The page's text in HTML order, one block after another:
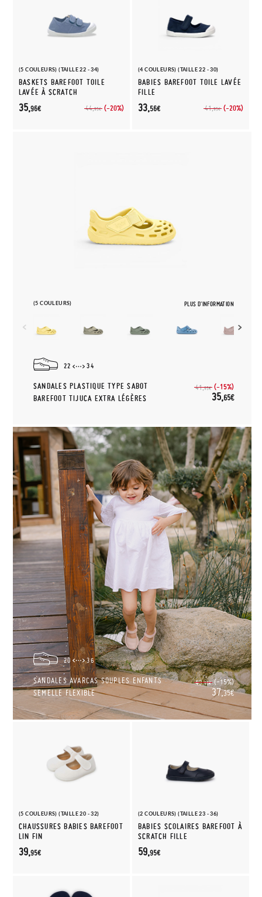
(5 COULEURS) (TAILLE 22 - 34)
BASKETS BAREFOOT TOILE
LAVÉE À SCRATCH
44,95€ (-20%)
35,96€
(4 COULEURS) (TAILLE 22 - 30)
BABIES BAREFOOT TOILE LAVÉE
FILLE
41,95€ (-20%)
33,56€
(5 COULEURS) PLUS D'INFORMATION
22 34
SANDALES PLASTIQUE TYPE SABOT
BAREFOOT TIJUCA EXTRA LÉGÈRES
41,95€ (-15%)
35,65€
20 36
SANDALES AVARCAS SOUPLES ENFANTS
SEMELLE FLEXIBLE
43,95€ (-15%)
37,35€
(5 COULEURS) (TAILLE 20 - 32)
CHAUSSURES BABIES BAREFOOT
LIN FIN
39,95€
(2 COULEURS) (TAILLE 23 - 36)
BABIES SCOLAIRES BAREFOOT À
SCRATCH FILLE
59,95€